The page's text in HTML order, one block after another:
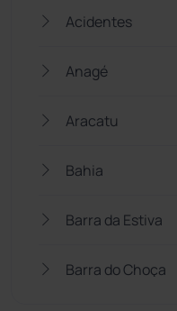
Acidentes
Anagé
Aracatu
Bahia
Barra da Estiva
Barra do Choça